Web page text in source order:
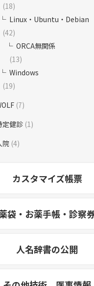
(18)
Linux・Ubuntu・Debian
(42)
ORCA無関係
(13)
Windows
(19)
(7)
定健診 (1)
院 (4)
カスタマイズ帳票
袋・お薬手帳・診察
人名辞書の公開